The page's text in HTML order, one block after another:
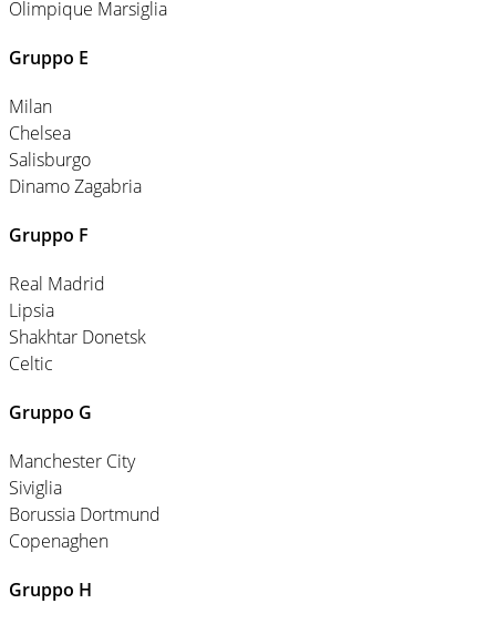
Olimpique Marsiglia
Gruppo E
Milan
Chelsea
Salisburgo
Dinamo Zagabria
Gruppo F
Real Madrid
Lipsia
Shakhtar Donetsk
Celtic
Gruppo G
Manchester City
Siviglia
Borussia Dortmund
Copenaghen
Gruppo H